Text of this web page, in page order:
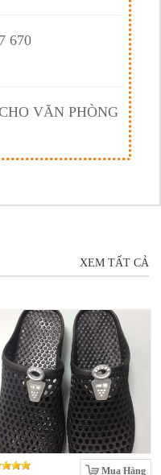
670
VĂN PHÒNG
XEM TẤT CẢ
Mua Hàng